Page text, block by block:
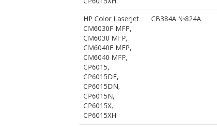
HP Color LaserJet
CM6030F MFP,
CM6030 MFP,
CM6040F MFP,
CM6040 MFP,
CP6015,
CP6015DE,
CP6015DN,
CP6015N,
CP6015X,
CP6015XH
CB384A №824A